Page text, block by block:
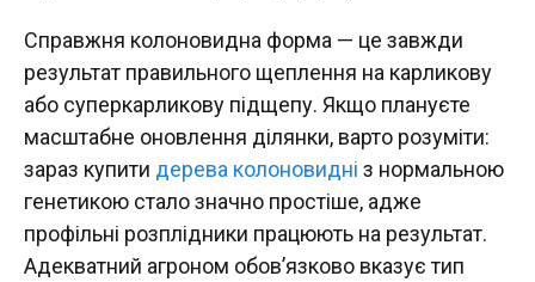
Справжня колоновидна форма — це завжди
результат правильного щеплення на карликову
або суперкарликову підщепу. Якщо плануєте
масштабне оновлення ділянки, варто розуміти:
зараз купити дерева колоновидні з нормальною
генетикою стало значно простіше, адже
профільні розплідники працюють на результат.
Адекватний агроном обов’язково вказує тип